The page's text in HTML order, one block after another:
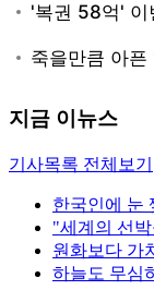
지금 이뉴스
기사목록 전체보기
한국인에 눈
"세계의 선
원화보다 가
하늘도 무심